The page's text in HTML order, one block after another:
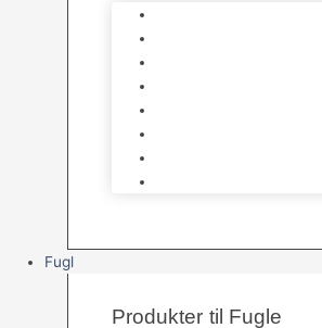
Fugl
Produkter til Fugle